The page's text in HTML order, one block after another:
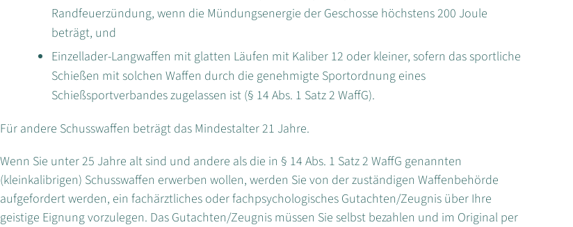
Randfeuerzündung, wenn die Mündungsenergie der Geschosse höchstens 200 Joule
beträgt, und
Einzellader-Langwaffen mit glatten Läufen mit Kaliber 12 oder kleiner, sofern das sportliche
Schießen mit solchen Waffen durch die genehmigte Sportordnung eines
Schießsportverbandes zugelassen ist (§ 14 Abs. 1 Satz 2 WaffG).
Für andere Schusswaffen beträgt das Mindestalter 21 Jahre.
Wenn Sie unter 25 Jahre alt sind und andere als die in § 14 Abs. 1 Satz 2 WaffG genannten
(kleinkalibrigen) Schusswaffen erwerben wollen, werden Sie von der zuständigen Waffenbehörde
aufgefordert werden, ein fachärztliches oder fachpsychologisches Gutachten/Zeugnis über Ihre
geistige Eignung vorzulegen. Das Gutachten/Zeugnis müssen Sie selbst bezahlen und im Original per